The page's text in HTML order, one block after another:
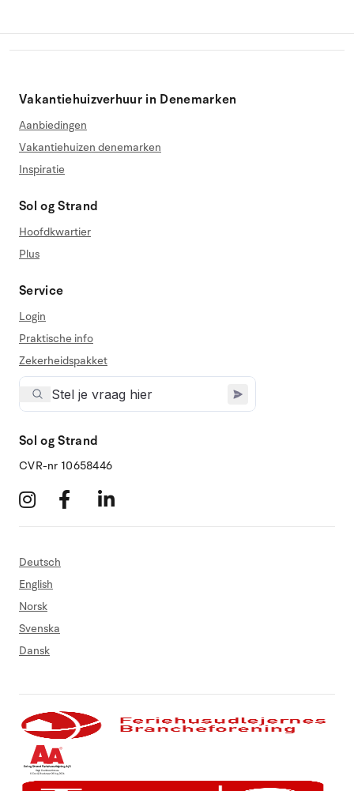
Vakantiehuizverhuur in Denemarken
Aanbiedingen
Vakantiehuizen denemarken
Inspiratie
Sol og Strand
Hoofdkwartier
Plus
Service
Login
Praktische info
Zekerheidspakket
Sol og Strand
CVR-nr 10658446
Deutsch
English
Norsk
Svenska
Dansk